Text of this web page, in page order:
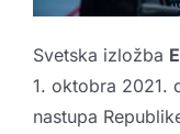
Svetska izložba
1. oktobra 2021.
nastupa